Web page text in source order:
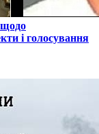
щодо
і голосування